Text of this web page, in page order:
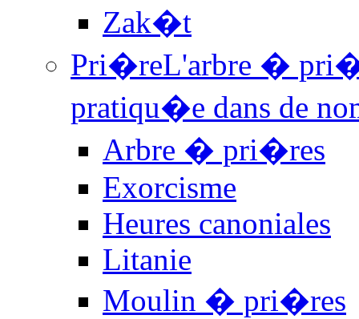
Zak�t
Pri�reL'arbre �
pratiqu�e dans de
Arbre � pri�res
Exorcisme
Heures canoniales
Litanie
Moulin � pri�res